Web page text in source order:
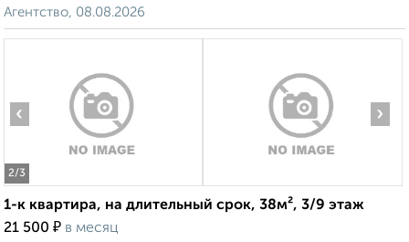
Агентство, 08.08.2026
2/3
‹ ›
1-к квартира, на длительный срок, 38м², 3/9 этаж
21 500 ₽ в месяц